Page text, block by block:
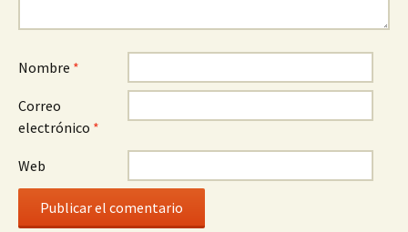
Nombre *
Correo
electrónico *
Web